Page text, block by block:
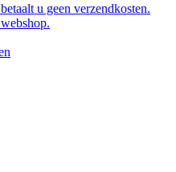
u geen verzendkosten.